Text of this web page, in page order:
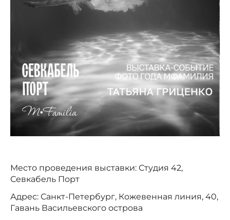
Место проведения выставки: Студия 42,
Севкабель Порт
Адрес: Санкт-Петербург, Кожевенная линия, 40,
Гавань Васильевского острова